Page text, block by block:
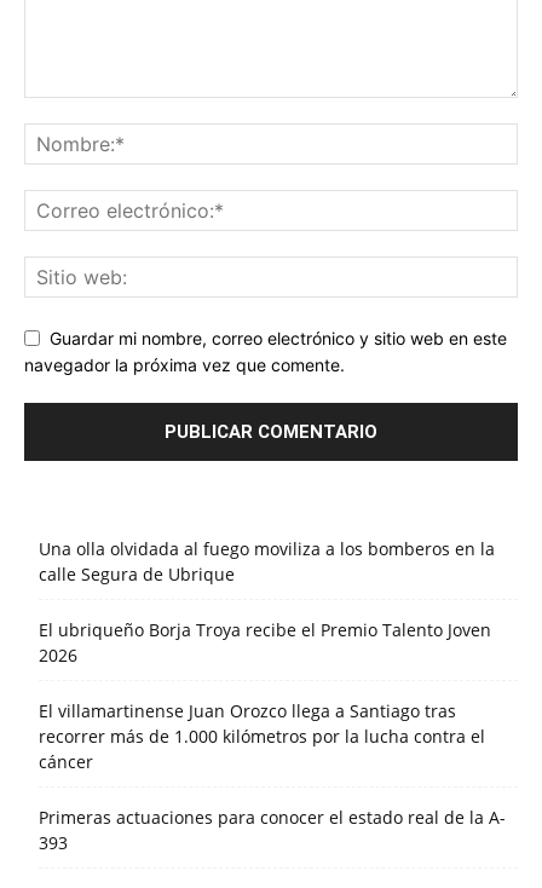
Guardar mi nombre, correo electrónico y sitio web en este
navegador la próxima vez que comente.
Una olla olvidada al fuego moviliza a los bomberos en la
calle Segura de Ubrique
El ubriqueño Borja Troya recibe el Premio Talento Joven
2026
El villamartinense Juan Orozco llega a Santiago tras
recorrer más de 1.000 kilómetros por la lucha contra el
cáncer
Primeras actuaciones para conocer el estado real de la A-
393